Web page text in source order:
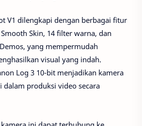
V1 dilengkapi dengan berbagai fitur
Skin, 14 filter warna, dan
yang mempermudah
visual yang indah.
Log 3 10-bit menjadikan kamera
produksi video secara